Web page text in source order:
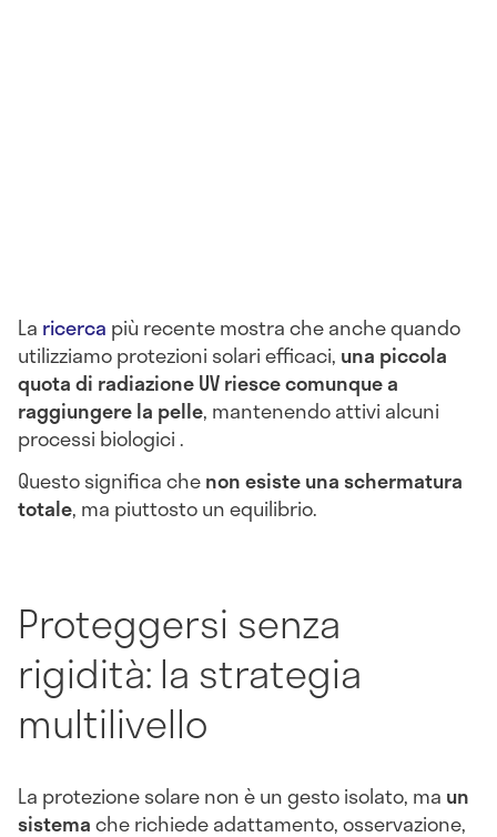
La ricerca più recente mostra che anche quando
utilizziamo protezioni solari efficaci, una piccola
quota di radiazione UV riesce comunque a
raggiungere la pelle, mantenendo attivi alcuni
processi biologici .
Questo significa chenon esiste una schermatura
totale, ma piuttosto un equilibrio.
Proteggersi senza
rigidità: la strategia
multilivello
La protezione solare non è un gesto isolato, ma un
sistemache richiede adattamento, osservazione,